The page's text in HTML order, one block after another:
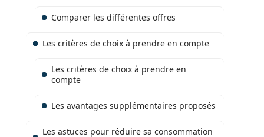
Comparer les différentes offres
Les critères de choix à prendre en compte
Les critères de choix à prendre en
compte
Les avantages supplémentaires proposés
Les astuces pour réduire sa consommation